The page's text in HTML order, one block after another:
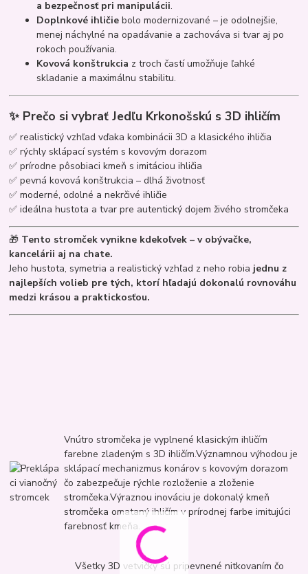
a bezpečnosť pri manipulácii.
Doplnkové ihličie bolo modernizované – je odolnejšie,
menej náchylné na opadávanie a zachováva si tvar aj po
rokoch používania.
Kovová konštrukcia z troch častí umožňuje ľahké
skladanie a maximálnu stabilitu.
✨ Prečo si vybrať Jedľu Krkonošskú s 3D ihličím
✅ realistický vzhľad vďaka kombinácii 3D a klasického ihličia
✅ rýchly sklápací systém s kovovým dorazom
✅ prírodne pôsobiaci kmeň s imitáciou ihličia
✅ pevná kovová konštrukcia – dlhá životnosť
✅ moderné, odolné a nekrčivé ihličie
✅ ideálna hustota a tvar pre autentický dojem živého stromčeka
🎁 Tento stromček vynikne kdekoľvek – v obývačke,
kancelárii aj na chate.
Jeho hustota, symetria a realistický vzhľad z neho robia jednu z
najlepších volieb pre tých, ktorí hľadajú dokonalú rovnováhu
medzi krásou a praktickosťou.
Vnútro stromčeka je vyplnené klasickým ihličím
farebne zladeným s 3D ihličím.Významnou výhodou je
sklápací mechanizmus konárov s kovovým dorazom
čo zabezpečuje rýchle rozloženie a zloženie
stromčeka.Výraznou inováciu je dokonalý kmeň
stromčeka omataný ihličím v prírodnej farbe imitujúci
farebnosť kmeňa.
Všetky 3D vetvičky sú pripevnené nitkovaním čo